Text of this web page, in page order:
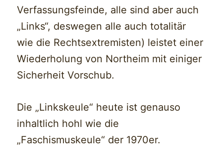
Verfassungsfeinde, alle sind aber auch
„Links“, deswegen alle auch totalitär
wie die Rechtsextremisten) leistet einer
Wiederholung von Northeim mit einiger
Sicherheit Vorschub.
Die „Linkskeule“ heute ist genauso
inhaltlich hohl wie die
„Faschismuskeule“ der 1970er.